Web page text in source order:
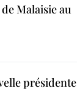
Malaisie au
présidente